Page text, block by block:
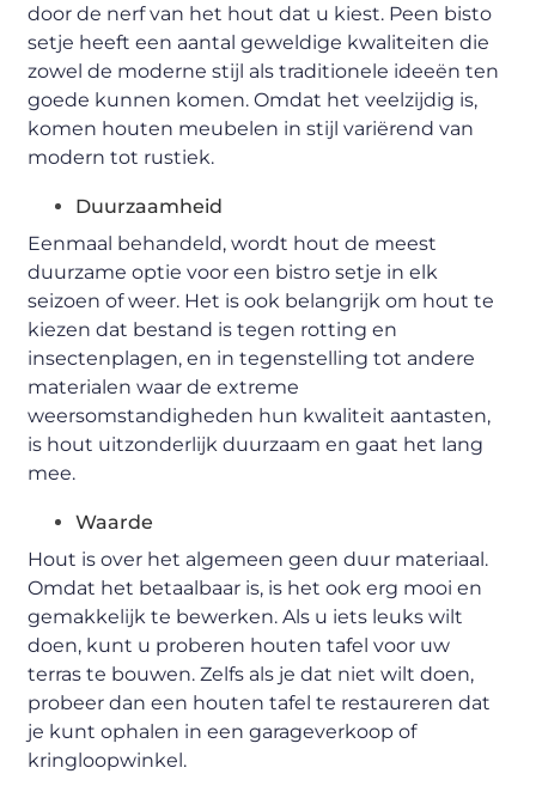
door de nerf van het hout dat u kiest. Peen bisto
setje heeft een aantal geweldige kwaliteiten die
zowel de moderne stijl als traditionele ideeën ten
goede kunnen komen. Omdat het veelzijdig is,
komen houten meubelen in stijl variërend van
modern tot rustiek.
Duurzaamheid
Eenmaal behandeld, wordt hout de meest
duurzame optie voor een bistro setje in elk
seizoen of weer. Het is ook belangrijk om hout te
kiezen dat bestand is tegen rotting en
insectenplagen, en in tegenstelling tot andere
materialen waar de extreme
weersomstandigheden hun kwaliteit aantasten,
is hout uitzonderlijk duurzaam en gaat het lang
mee.
Waarde
Hout is over het algemeen geen duur materiaal.
Omdat het betaalbaar is, is het ook erg mooi en
gemakkelijk te bewerken. Als u iets leuks wilt
doen, kunt u proberen houten tafel voor uw
terras te bouwen. Zelfs als je dat niet wilt doen,
probeer dan een houten tafel te restaureren dat
je kunt ophalen in een garageverkoop of
kringloopwinkel.